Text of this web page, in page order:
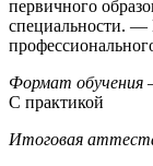
первичного
специальности. —
Формат обучения
С практикой
Итоговая